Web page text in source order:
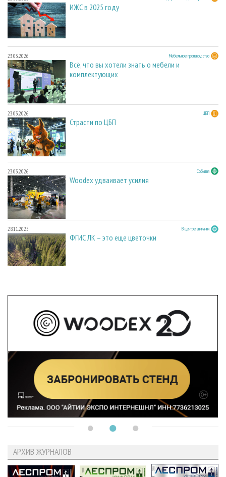
ИЖС в 2025 году
23.03.2026 Мебельное производство
Всё, что вы хотели знать о мебели и
комплектующих
23.03.2026 ЦБП
Страсти по ЦБП
23.03.2026 События
Woodex удваивает усилия
28.11.2025 В центре внимания
ФГИС ЛК – это еще цветочки
АРХИВ ЖУРНАЛОВ